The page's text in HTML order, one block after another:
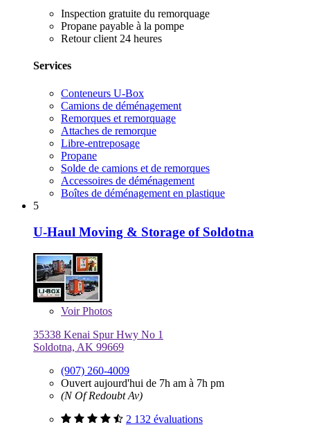
Inspection gratuite du remorquage
Propane payable à la pompe
Retour client 24 heures
Services
Conteneurs U-Box
Camions de déménagement
Remorques et remorquage
Attaches de remorque
Libre-entreposage
Propane
Solde de camions et de remorques
Accessoires de déménagement
Boîtes de déménagement en plastique
5
U-Haul Moving & Storage of Soldotna
VoirPhotos
35338 Kenai Spur Hwy No 1
Soldotna, AK 99669
(907) 260-4009
Ouvert aujourd'hui de 7h am à 7h pm
(N Of Redoubt Av)
2 132 évaluations